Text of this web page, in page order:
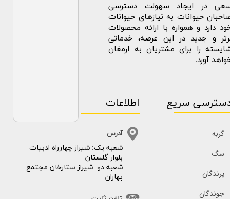
در ایجاد سهولت دسترسی
حیوانات به نیازهای حیوانات
دارد و همواره با ارائه محصولات
و جدید در این عرصه، خدماتی
را برای مشتریان به ارمغان
آورد.
سریع
گربه
سگ
پرندگان
جوندگان
​​شعبه یک: شیراز چهارراه ادبیات
بلوار گلستان
شعبه دو: شیراز ستارخان مجتمع
بهاران
اطلاعات
آدرس